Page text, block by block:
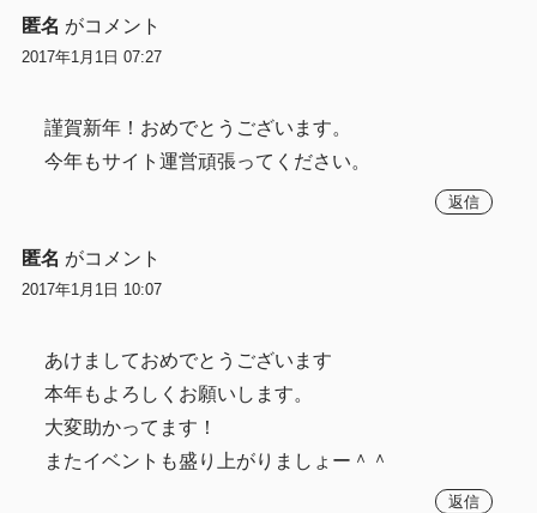
匿名 がコメント
2017年1月1日 07:27
謹賀新年！おめでとうございます。
今年もサイト運営頑張ってください。
返信
匿名 がコメント
2017年1月1日 10:07
あけましておめでとうございます
本年もよろしくお願いします。
大変助かってます！
またイベントも盛り上がりましょー＾＾
返信